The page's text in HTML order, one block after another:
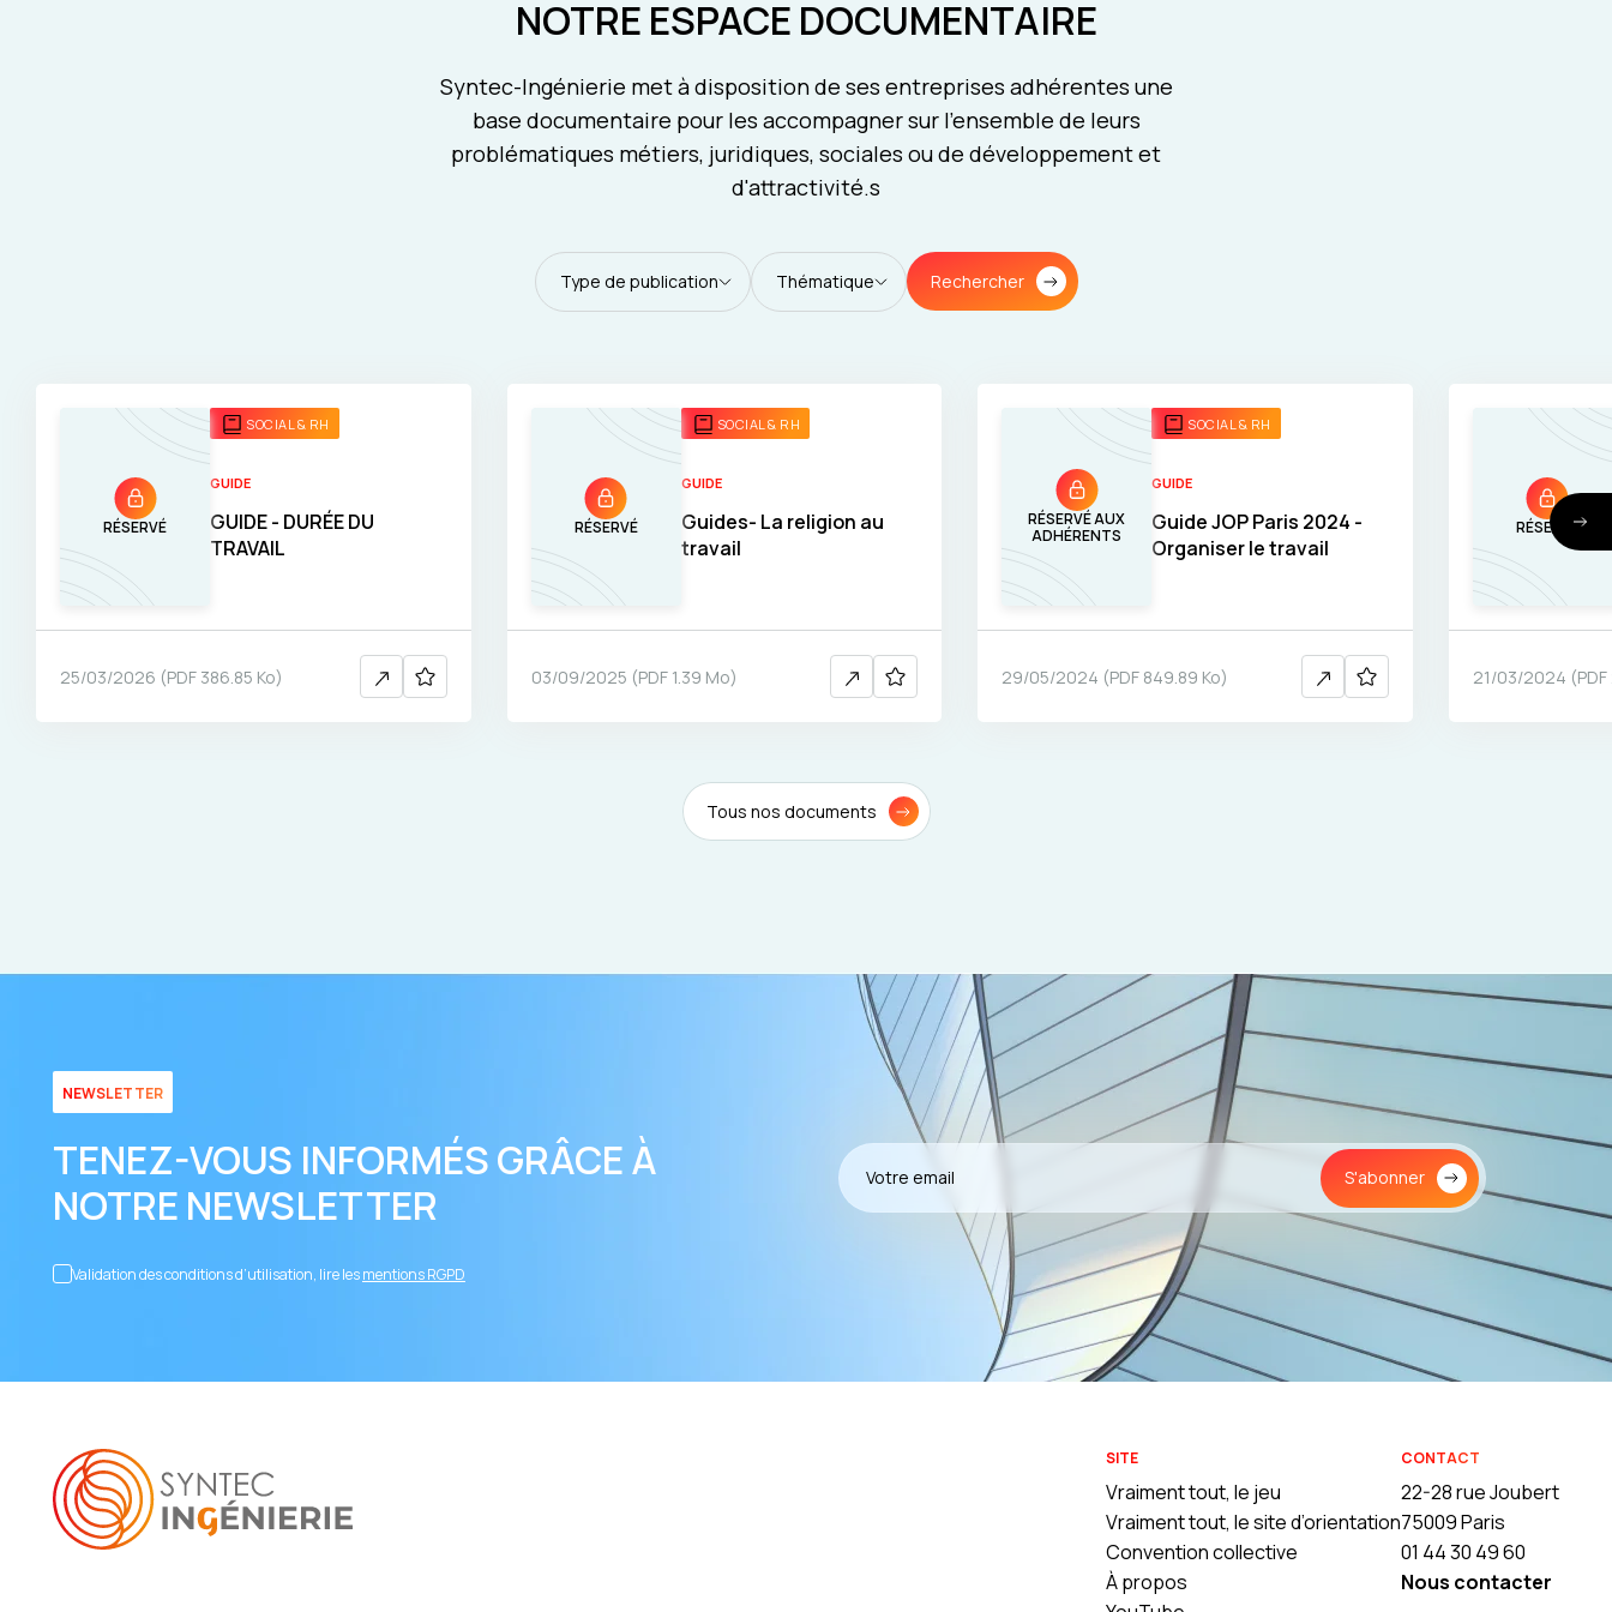
NOTRE ESPACE DOCUMENTAIRE
Syntec-Ingénierie met à disposition de ses entreprises adhérentes une
base documentaire pour les accompagner sur l'ensemble de leurs
problématiques métiers, juridiques, sociales ou de développement et
d'attractivité.s
Type de publication Thématique Rechercher
RÉSERVÉ
SOCIAL & RH
GUIDE
GUIDE - DURÉE DU
TRAVAIL
25/03/2026 (PDF 386.85 Ko)
RÉSERVÉ
SOCIAL & RH
GUIDE
Guides- La religion au
travail
03/09/2025 (PDF 1.39 Mo)
RÉSERVÉ AUX
ADHÉRENTS
SOCIAL & RH
GUIDE
Guide JOP Paris 2024 -
Organiser le travail
29/05/2024 (PDF 849.89 Ko)
RÉSERVÉ
21/03/2024 (PDF
Tous nos documents
NEWSLETTER
TENEZ-VOUS INFORMÉS GRÂCE À
NOTRE NEWSLETTER
Validation des conditions d’utilisation, lire lesmentions RGPD
S'abonner
SITE
Vraiment tout, le jeu
Vraiment tout, le site d’orientation
Convention collective
À propos
CONTACT
22-28 rue Joubert
75009 Paris
01 44 30 49 60
Nous contacter